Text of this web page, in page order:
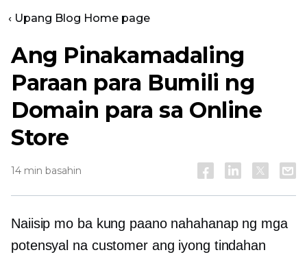
‹ Upang Blog Home page
Ang Pinakamadaling
Paraan para Bumili ng
Domain para sa Online
Store
14 min basahin
Naiisip mo ba kung paano nahahanap ng mga
potensyal na customer ang iyong tindahan